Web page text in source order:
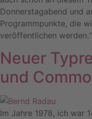
Donnerstagabend und
Programmpunkte, die
veröffentlichen werden.“
Neuer
und
Im Jahre 1978, ich war